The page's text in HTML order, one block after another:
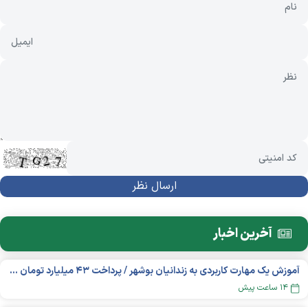
آخرین اخبار
آموزش یک مهارت کاربردی به زندانیان بوشهر / پرداخت ۴۳ میلیارد تومان تسهیلات خوداشتغالی
۱۴ ساعت پیش